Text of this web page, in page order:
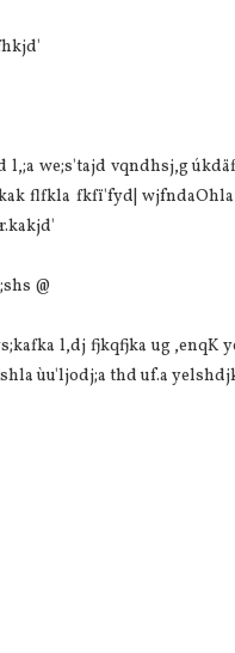
l,;a we;s'tajd vqndhsj,g
flfkla fkfï'fyd|
@
l,dj fjkqfjka ug ,enqK
ùu'ljodj;a thd uf.a